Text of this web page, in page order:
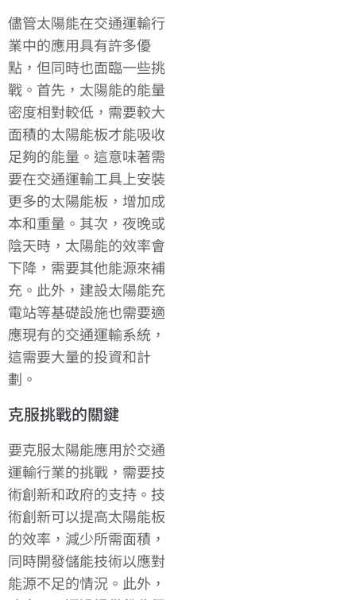
儘管太陽能在交通運輸行
業中的應用具有許多優
點，但同時也面臨一些挑
戰。首先，太陽能的能量
密度相對較低，需要較大
面積的太陽能板才能吸收
足夠的能量。這意味著需
要在交通運輸工具上安裝
更多的太陽能板，增加成
本和重量。其次，夜晚或
陰天時，太陽能的效率會
下降，需要其他能源來補
充。此外，建設太陽能充
電站等基礎設施也需要適
應現有的交通運輸系統，
這需要大量的投資和計
劃。
克服挑戰的關鍵
要克服太陽能應用於交通
運輸行業的挑戰，需要技
術創新和政府的支持。技
術創新可以提高太陽能板
的效率，減少所需面積，
同時開發儲能技術以應對
能源不足的情況。此外，